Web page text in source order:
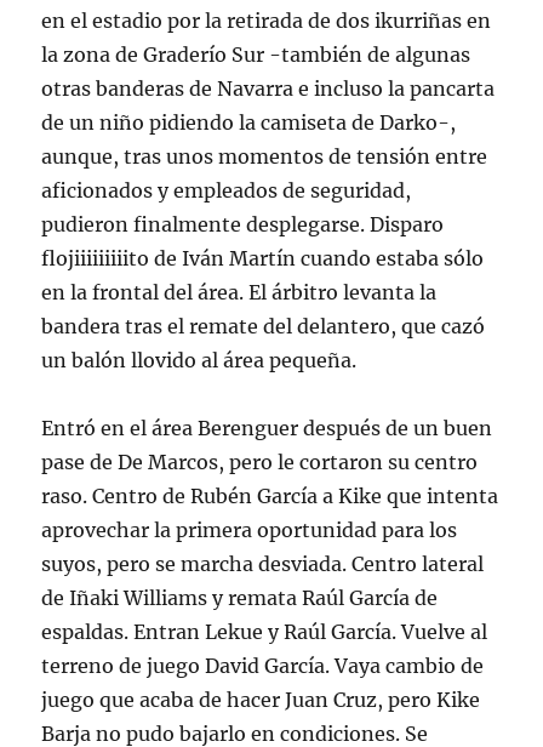
en el estadio por la retirada de dos ikurriñas en
la zona de Graderío Sur -también de algunas
otras banderas de Navarra e incluso la pancarta
de un niño pidiendo la camiseta de Darko-,
aunque, tras unos momentos de tensión entre
aficionados y empleados de seguridad,
pudieron finalmente desplegarse. Disparo
flojiiiiiiiiito de Iván Martín cuando estaba sólo
en la frontal del área. El árbitro levanta la
bandera tras el remate del delantero, que cazó
un balón llovido al área pequeña.
Entró en el área Berenguer después de un buen
pase de De Marcos, pero le cortaron su centro
raso. Centro de Rubén García a Kike que intenta
aprovechar la primera oportunidad para los
suyos, pero se marcha desviada. Centro lateral
de Iñaki Williams y remata Raúl García de
espaldas. Entran Lekue y Raúl García. Vuelve al
terreno de juego David García. Vaya cambio de
juego que acaba de hacer Juan Cruz, pero Kike
Barja no pudo bajarlo en condiciones. Se